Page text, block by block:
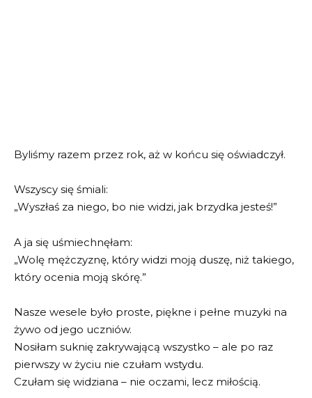
Byliśmy razem przez rok, aż w końcu się oświadczył.
Wszyscy się śmiali:
„Wyszłaś za niego, bo nie widzi, jak brzydka jesteś!”
A ja się uśmiechnęłam:
„Wolę mężczyznę, który widzi moją duszę, niż takiego,
który ocenia moją skórę.”
Nasze wesele było proste, piękne i pełne muzyki na
żywo od jego uczniów.
Nosiłam suknię zakrywającą wszystko – ale po raz
pierwszy w życiu nie czułam wstydu.
Czułam się widziana – nie oczami, lecz miłością.